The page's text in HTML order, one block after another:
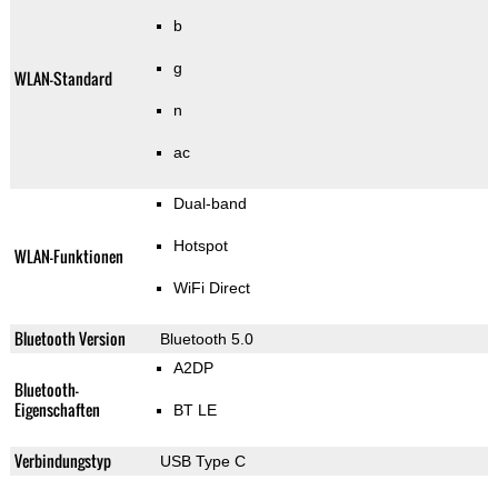
WLAN-Standard
b
g
n
ac
WLAN-Funktionen
Dual-band
Hotspot
WiFi Direct
Bluetooth Version Bluetooth 5.0
Bluetooth-
Eigenschaften
A2DP
BT LE
Verbindungstyp USB Type C